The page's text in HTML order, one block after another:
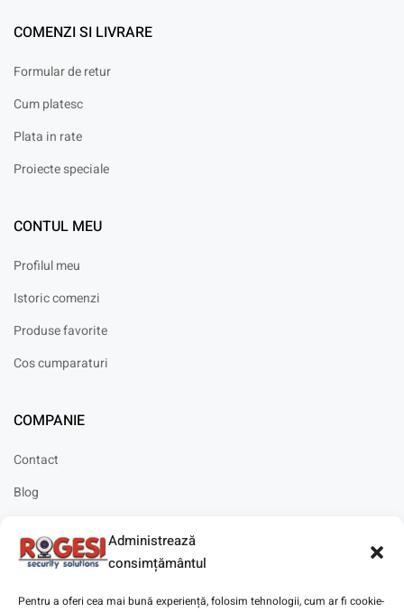
Administrează
consimțământul
Pentru a oferi cea mai bună experiență, folosim tehnologii, cum ar fi cookie-
COMENZI SI LIVRARE
Formular de retur
Cum platesc
Plata in rate
Proiecte speciale
CONTUL MEU
Profilul meu
Istoric comenzi
Produse favorite
Cos cumparaturi
COMPANIE
Contact
Blog
Solicitare instalare